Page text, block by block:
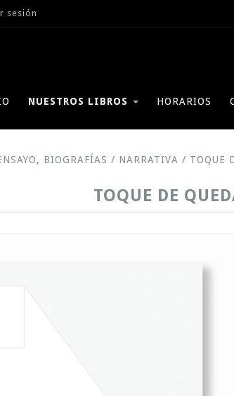
sesión
NUESTROS LIBROS HORARIOS
BIOGRAFÍAS / NARRATIVA / TOQUE
TOQUE DE